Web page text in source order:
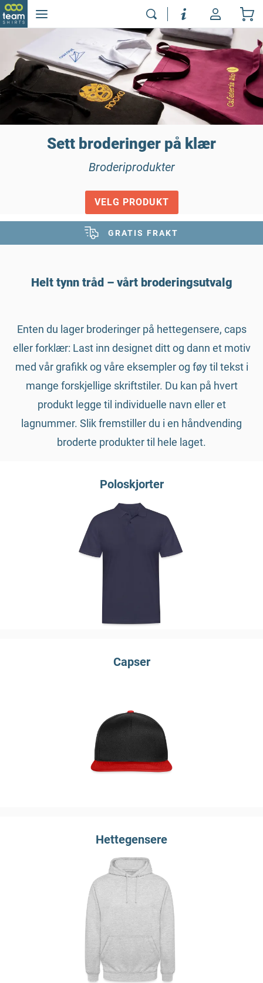
Sett broderinger på klær
Broderiprodukter
VELG PRODUKT
GRATIS FRAKT
Helt tynn tråd – vårt broderingsutvalg
Enten du lager broderinger på hettegensere, caps
eller forklær: Last inn designet ditt og dann et motiv
med vår grafikk og våre eksempler og føy til tekst i
mange forskjellige skriftstiler. Du kan på hvert
produkt legge til individuelle navn eller et
lagnummer. Slik fremstiller du i en håndvending
broderte produkter til hele laget.
Poloskjorter
Capser
Hettegensere